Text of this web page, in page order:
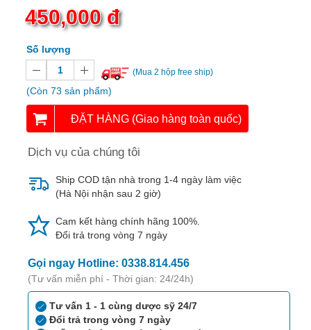
cân
tăng
cân
Não,
Tim
Gan,
Tiêu
hóa
Cơ
xương,
Khớp
450,000 đ
Số lượng
(Mua 2 hộp free ship)
(Còn 73 sản phẩm)
ĐẶT HÀNG (Giao hàng toàn quốc)
Dịch vụ của chúng tôi
Ship COD tận nhà trong 1-4 ngày làm việc
(Hà Nội nhận sau 2 giờ)
Cam kết hàng chính hãng 100%.
Đổi trả trong vòng 7 ngày
Gọi ngay Hotline: 0338.814.456
(Tư vấn miễn phí - Thời gian: 24/24h)
Tư vấn 1 - 1 cùng dược sỹ 24/7
Đổi trả trong vòng 7 ngày